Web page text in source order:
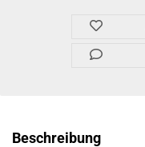
Beschreibung